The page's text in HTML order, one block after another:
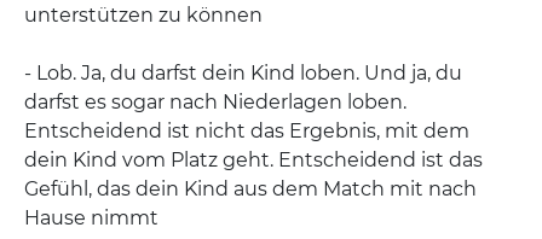
unterstützen zu können
- Lob. Ja, du darfst dein Kind loben. Und ja, du
darfst es sogar nach Niederlagen loben.
Entscheidend ist nicht das Ergebnis, mit dem
dein Kind vom Platz geht. Entscheidend ist das
Gefühl, das dein Kind aus dem Match mit nach
Hause nimmt